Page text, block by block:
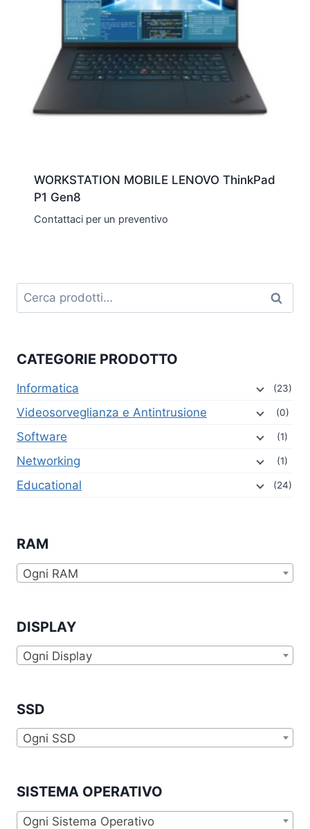
WORKSTATION MOBILE LENOVO ThinkPad
P1 Gen8
Contattaci per un preventivo
Cerca: Cerca
CATEGORIE PRODOTTO
Informatica (23)
Videosorveglianza e Antintrusione (0)
Software (1)
Networking (1)
Educational (24)
RAM
Ogni RAM
DISPLAY
Ogni Display
SSD
Ogni SSD
SISTEMA OPERATIVO
Ogni Sistema Operativo